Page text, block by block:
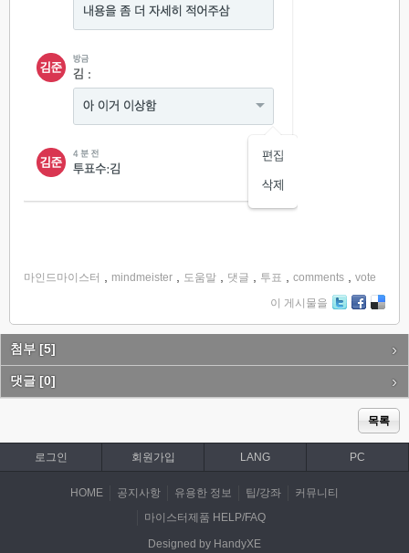
마인드마이스터 , mindmeister , 도움말 , 댓글 , 투표 , comments , vote
이 게시물을
itte ce lici
첨부 [5]
댓글 [0]
목록
로그인 회원가입 LANG PC
HOME 공지사항 유용한 정보 팁/강좌
커뮤니티
마이스터제품 HELP/FAQ
Designed by HandyXE